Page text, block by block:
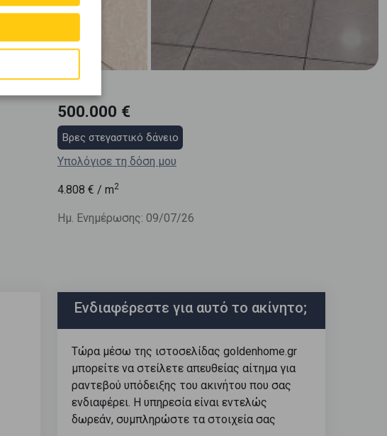
500.000 €
Βρες στεγαστικό δάνειο
Υπολόγισε τη δόση μου
4.808 € / m2
Ημ. Ενημέρωσης: 09/07/26
Ενδιαφέρεστε για αυτό το ακίνητο;
Τώρα μέσω της ιστοσελίδας goldenhome.gr
μπορείτε να στείλετε απευθείας αίτημα για
ραντεβού υπόδειξης του ακινήτου που σας
ενδιαφέρει. Η υπηρεσία είναι εντελώς
δωρεάν, συμπληρώστε τα στοιχεία σας